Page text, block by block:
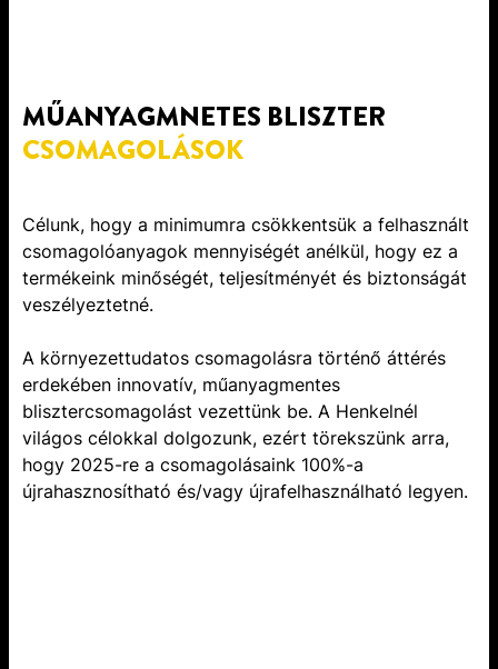
MŰANYAGMNETES BLISZTER
CSOMAGOLÁSOK
Célunk, hogy a minimumra csökkentsük a felhasznált
csomagolóanyagok mennyiségét anélkül, hogy ez a
termékeink minőségét, teljesítményét és biztonságát
veszélyeztetné.
A környezettudatos csomagolásra történő áttérés
erdekében innovatív, műanyagmentes
blisztercsomagolást vezettünk be. A Henkelnél
világos célokkal dolgozunk, ezért törekszünk arra,
hogy 2025-re a csomagolásaink 100%-a
újrahasznosítható és/vagy újrafelhasználható legyen.